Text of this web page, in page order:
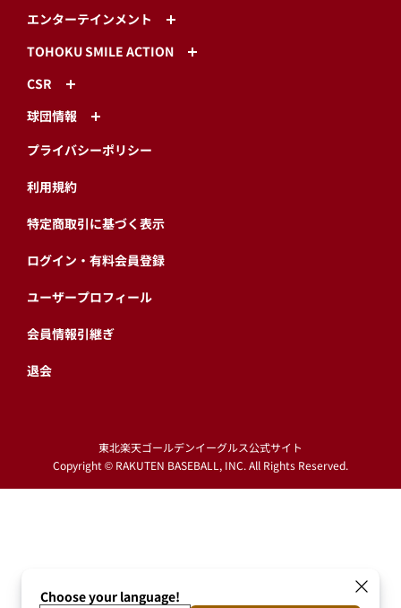
エンターテインメント
TOHOKU SMILE ACTION
CSR
球団情報
プライバシーポリシー
利用規約
特定商取引に基づく表示
ログイン・有料会員登録
ユーザープロフィール
会員情報引継ぎ
退会
東北楽天ゴールデンイーグルス公式サイト
Copyright © RAKUTEN BASEBALL, INC. All Rights Reserved.